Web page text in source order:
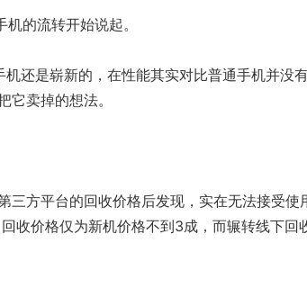
的流转开始说起。
还是崭新的，在性能其实对比普通手机并没
它卖掉的想法。
方平台的回收价格后发现，实在无法接受使
收价格仅为新机价格不到3成，而辗转线下回